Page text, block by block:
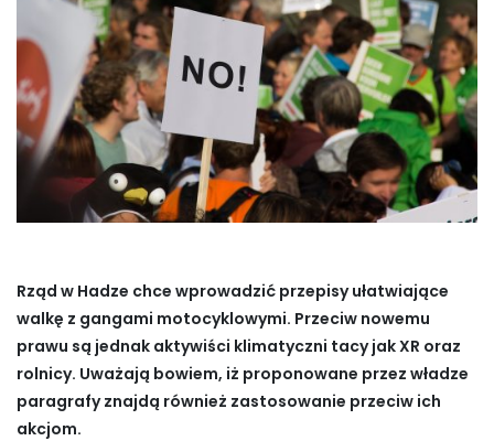
Rząd w Hadze chce wprowadzić przepisy ułatwiające
walkę z gangami motocyklowymi. Przeciw nowemu
prawu są jednak aktywiści klimatyczni tacy jak XR oraz
rolnicy. Uważają bowiem, iż proponowane przez władze
paragrafy znajdą również zastosowanie przeciw ich
akcjom.